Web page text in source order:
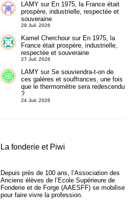
LAMYsur En 1975, la France était
prospère, industrielle, respectée et
souveraine
29 Juil. 2026
Kamel Cherchoursur En 1975, la
France était prospère, industrielle,
respectée et souveraine
27 Juil. 2026
LAMYsur Se souviendra-t-on de
ces galères et souffrances, une fois
que le thermomètre sera redescendu
?
24 Juil. 2026
La fonderie et Piwi
Depuis près de 100 ans, l’Association des
Anciens élèves de l’Ecole Supérieure de
Fonderie et de Forge (AAESFF) se mobilise
pour faire vivre la profession.